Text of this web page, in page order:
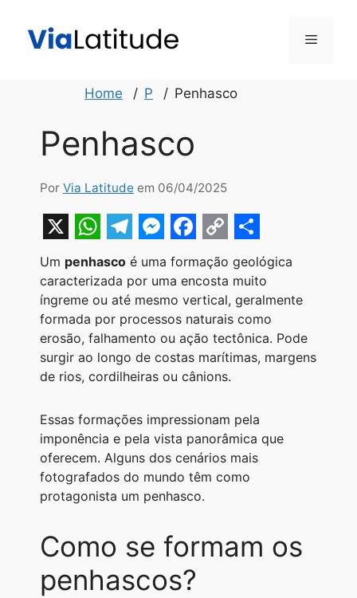
Menu
Home P Penhasco
Penhasco
Por Via Latitude em 06/04/2025
X W
h
a
t
s
A
p
T
e
l
e
g
r
m
M
e
s
s
e
n
e
r
F
a
c
e
b
o
k
C
o
p
y
L
i
k
S
h
a
r
e
Um penhasco é uma formação geológica
caracterizada por uma encosta muito
íngreme ou até mesmo vertical, geralmente
formada por processos naturais como
erosão, falhamento ou ação tectônica. Pode
surgir ao longo de costas marítimas, margens
de rios, cordilheiras ou cânions.
Essas formações impressionam pela
imponência e pela vista panorâmica que
oferecem. Alguns dos cenários mais
fotografados do mundo têm como
protagonista um penhasco.
Como se formam os
penhascos?